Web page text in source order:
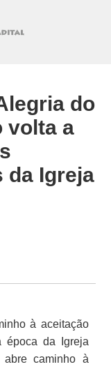
do
volta a
da Igreja
à aceitação
época da Igreja
abre caminho à